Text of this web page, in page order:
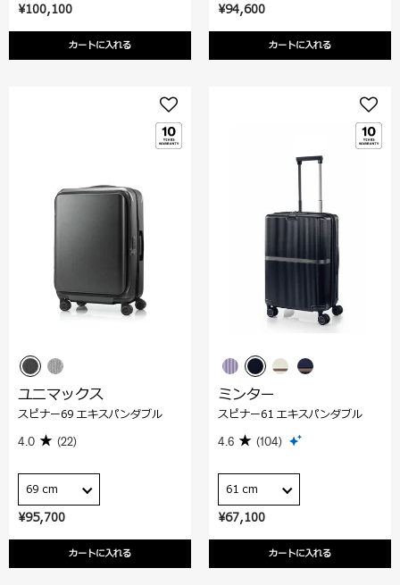
¥100,100
カートに入れる
¥94,600
カートに入れる
¥95,700
カートに入れる
ユニマックス
スピナー69 エキスパンダブル
4.0 (22)
69 cm
¥67,100
カートに入れる
ミンター
スピナー61 エキスパンダブル
4.6 (104)
61 cm